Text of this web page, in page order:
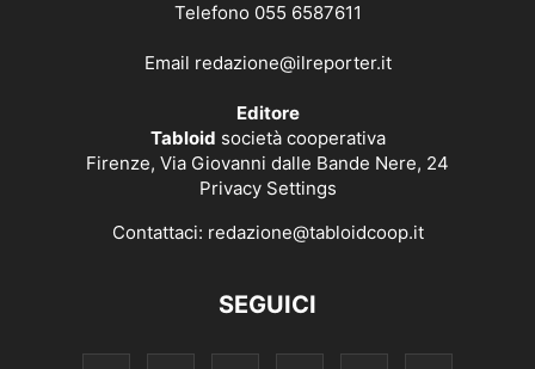
Telefono 055 6587611
Email redazione@ilreporter.it
Editore
Tabloid società cooperativa
Firenze, Via Giovanni dalle Bande Nere, 24
Privacy Settings
Contattaci: redazione@tabloidcoop.it
SEGUICI